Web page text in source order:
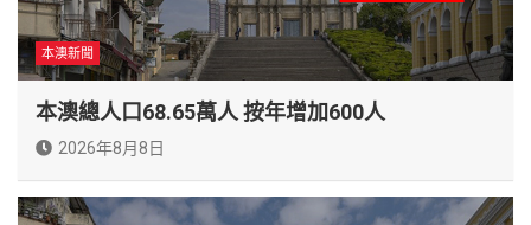
本澳新聞
本澳總人口68.65萬人 按年增加600人
2026年8月8日